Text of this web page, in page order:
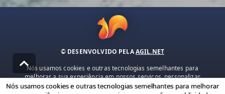
© DESENVOLVIDO PELAAGIL.NET
Nós usamos cookies e outras tecnologias semelhantes para
melhorar a sua experiência em nossos serviços, personalizar
publicidade e recomendar conteúdo de seu interesse. Ao utilizar
Nós usamos cookies e outras tecnologias semelhantes para melhorar